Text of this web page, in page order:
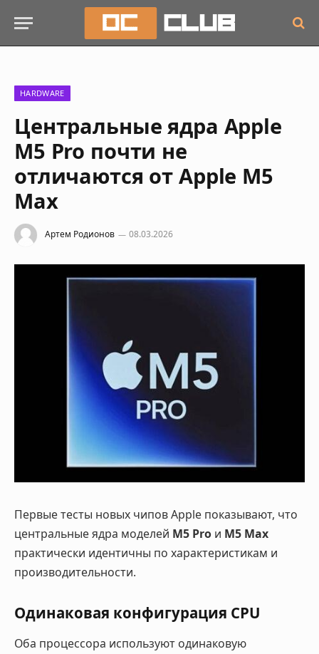
HARDWARE
Центральные ядра Apple
M5 Pro почти не
отличаются от Apple M5
Max
Артем Родионов 08.03.2026
Первые тесты новых чиповApple показывают, что
центральные ядра моделей M5 Pro и M5 Max
практически идентичны по характеристикам и
производительности.
Одинаковая конфигурация CPU
Оба процессора используют одинаковую